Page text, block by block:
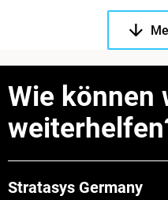
Wie können
Stratasys Germany